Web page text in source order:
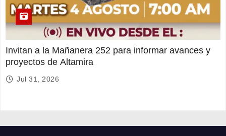
Invitan a la Mañanera 252 para informar avances y
proyectos de Altamira
Jul 31, 2026